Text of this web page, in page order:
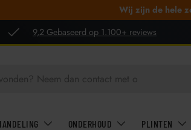
Wij zijn de hele
9,2 Gebaseerd op 1.100+ reviews
ONDERHOUD PLINTEN